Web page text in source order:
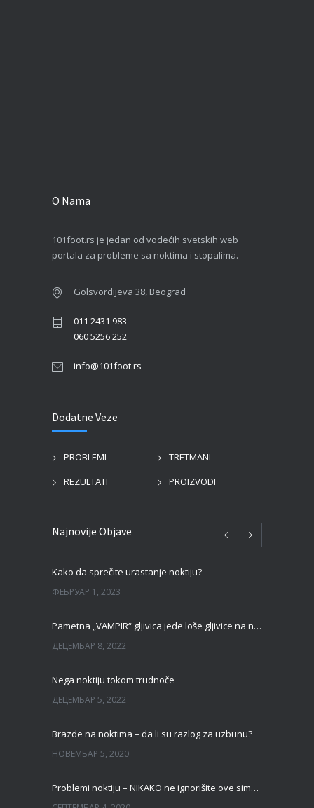
O Nama
101foot.rs je jedan od vodećih svetskih web
portala za probleme sa noktima i stopalima.
Golsvordijeva 38, Beograd
011 2431 983
060 5256 252
info@101foot.rs
Dodatne Veze
PROBLEMI
TRETMANI
REZULTATI
PROIZVODI
Najnovije Objave
Kako da sprečite urastanje noktiju?
ФЕБРУАР 1, 2023
Pametna „VAMPIR“ gljivica jede loše gljivice na noktima!
ДЕЦЕМБАР 8, 2022
Nega noktiju tokom trudnoče
ДЕЦЕМБАР 5, 2022
Brazde na noktima – da li su razlog za uzbunu?
НОВЕМБАР 5, 2020
Problemi noktiju – NIKAKO ne ignorišite ove simptome